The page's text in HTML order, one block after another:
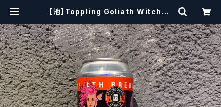
【池】Toppling Goliath Witches
フトビール】 | craftbeerscissors